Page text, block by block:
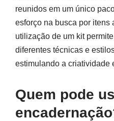
reunidos em um único
esforço na busca por itens
utilização de um kit
diferentes técnicas e
estimulando a criatividade
Quem pode